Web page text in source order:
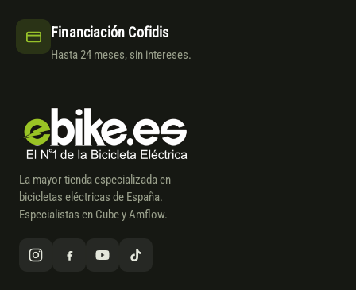
Financiación Cofidis
Hasta 24 meses, sin intereses.
La mayor tienda especializada en
bicicletas eléctricas de España.
Especialistas en Cube y Amflow.